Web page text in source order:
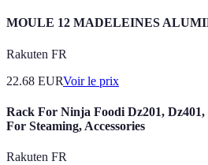
MOULE 12 MADELEINES
Rakuten FR
22.68 EURVoir le prix
Rack For Ninja Foodi Dz201, Dz401,
For Steaming, Accessories
Rakuten FR